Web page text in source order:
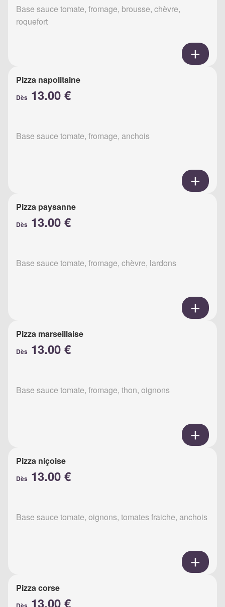
Base sauce tomate, fromage, brousse, chèvre,
roquefort
Pizza napolitaine
Dès 13.00 €
Base sauce tomate, fromage, anchois
Pizza paysanne
Dès 13.00 €
Base sauce tomate, fromage, chèvre, lardons
Pizza marseillaise
Dès 13.00 €
Base sauce tomate, fromage, thon, oignons
Pizza niçoise
Dès 13.00 €
Base sauce tomate, oignons, tomates fraiche, anchois
Pizza corse
13.00 €